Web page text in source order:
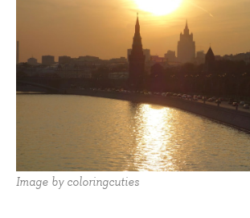
Image by coloringcuties